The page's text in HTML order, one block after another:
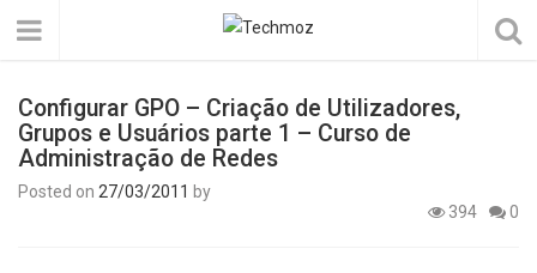
Configurar GPO – Criação de Utilizadores,
Grupos e Usuários parte 1 – Curso de
Administração de Redes
Posted on 27/03/2011 by
394
0